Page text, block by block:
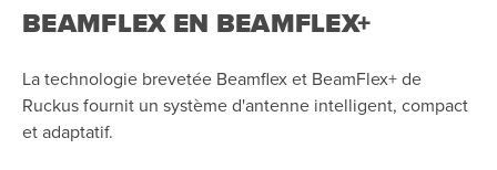
BEAMFLEX EN BEAMFLEX+
La technologie brevetée Beamflex et BeamFlex+ de
Ruckus fournit un système d'antenne intelligent, compact
et adaptatif.